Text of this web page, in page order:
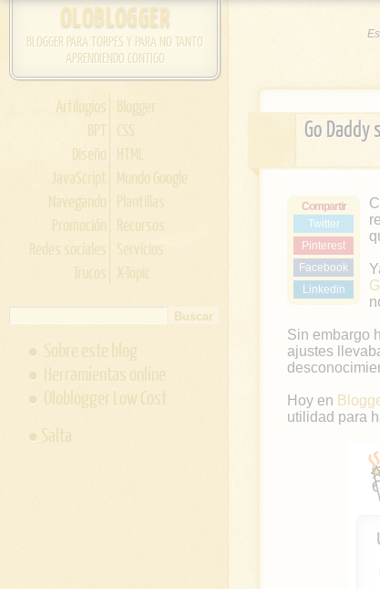
OLOBLOGGER
BLOGGER PARA TORPES Y PARA NO TANTO
APRENDIENDO CONTIGO
Artilugios
Blogger
BPT CSS
Diseño HTML
JavaScript Mundo Google
Navegando Plantillas
Promoción
Recursos
Redes sociales Servicios
Trucos X-Topic
Sobre este blog
Herramientas online
Oloblogger Low Cost
Salta
Go
Compartir
Twitter
Pinterest
Facebook
Linkedin
Sin embargo
ajustes
Hoy en
utilidad para